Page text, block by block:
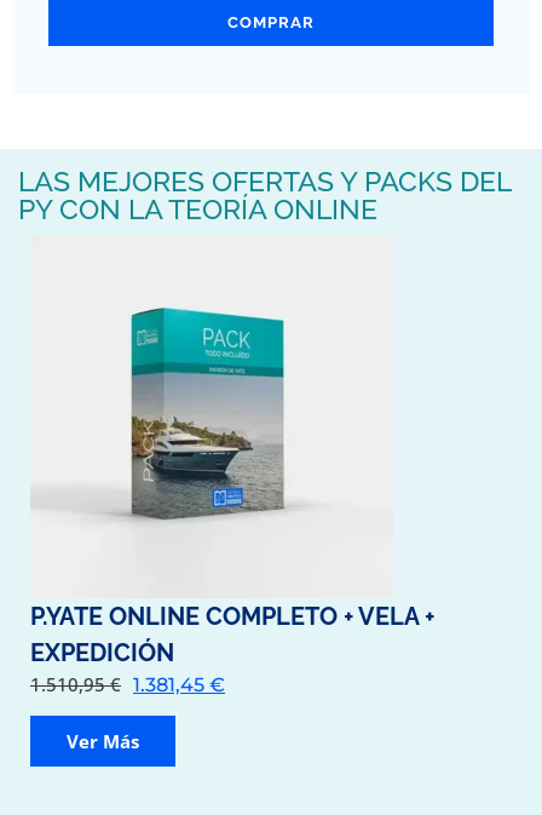
COMPRAR
LAS MEJORES OFERTAS Y PACKS DEL
PY CON LA TEORÍA ONLINE
P.YATE ONLINE COMPLETO + VELA +
EXPEDICIÓN
1.510,95€ 1.381,45 €
Ver Más